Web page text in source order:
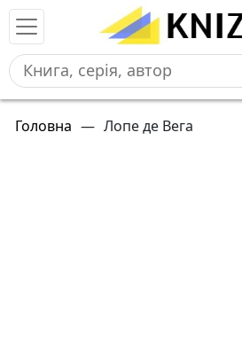
Головна — Лопе де Вега